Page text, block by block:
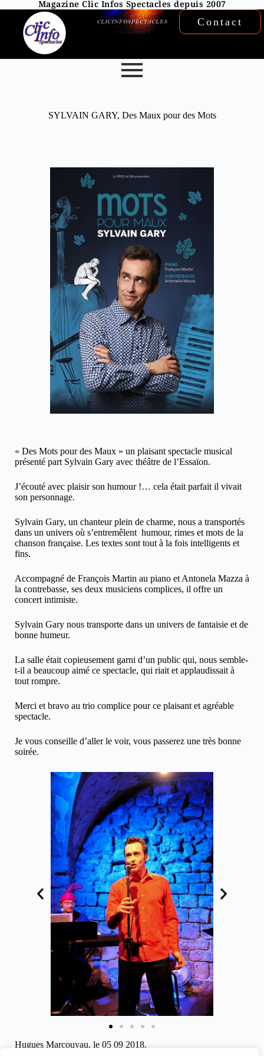
Magazine Clic Infos Spectacles depuis 2007
Contact
SYLVAIN GARY, Des Maux pour des Mots
« Des Mots pour des Maux » un plaisant spectacle musical
présenté part Sylvain Gary avec théâtre de l’Essaïon.
J’écouté avec plaisir son humour !… cela était parfait il vivait
son personnage.
Sylvain Gary, un chanteur plein de charme, nous a transportés
dans un univers où s’entremêlent humour, rimes et mots de la
chanson française. Les textes sont tout à la fois intelligents et
fins.
Accompagné de François Martin au piano et Antonela Mazza à
la contrebasse, ses deux musiciens complices, il offre un
concert intimiste.
Sylvain Gary nous transporte dans un univers de fantaisie et de
bonne humeur.
La salle était copieusement garni d’un public qui, nous semble-
t-il a beaucoup aimé ce spectacle, qui riait et applaudissait à
tout rompre.
Merci et bravo au trio complice pour ce plaisant et agréable
spectacle.
Je vous conseille d’aller le voir, vous passerez une très bonne
soirée.
Hugues Marcouyau, le 05 09 2018,